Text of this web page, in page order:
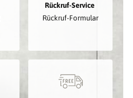
Rückruf-Service
Rückruf-Formular